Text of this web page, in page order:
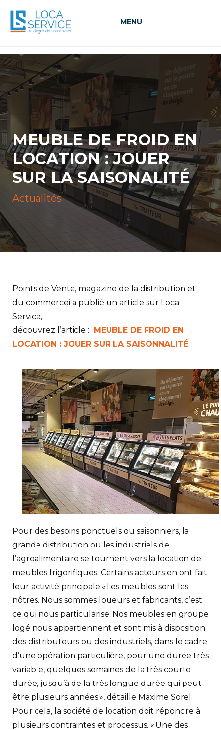
MENU
MEUBLE DE FROID EN
LOCATION : JOUER
SUR LA SAISONALITÉ
Actualités
Points de Vente, magazine de la distribution et
du commercei a publié un article sur Loca
Service,
découvrez l’article : MEUBLE DE FROID EN
LOCATION : JOUER SUR LA SAISONNALITÉ
Pour des besoins ponctuels ou saisonniers, la
grande distribution ou les industriels de
l’agroalimentaire se tournent vers la location de
meubles frigorifiques. Certains acteurs en ont fait
leur activité principale.« Les meubles sont les
nôtres. Nous sommes loueurs et fabricants, c’est
ce qui nous particularise. Nos meubles en groupe
logé nous appartiennent et sont mis à disposition
des distributeurs ou des industriels, dans le cadre
d’une opération particulière, pour une durée très
variable, quelques semaines de la très courte
durée, jusqu’à de la très longue durée qui peut
être plusieurs années », détaille Maxime Sorel.
Pour cela, la société de location doit répondre à
plusieurs contraintes et processus. « Une des